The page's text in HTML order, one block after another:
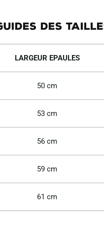
DES
LARGEUR EPAULES
50 cm
53 cm
56 cm
59 cm
61 cm